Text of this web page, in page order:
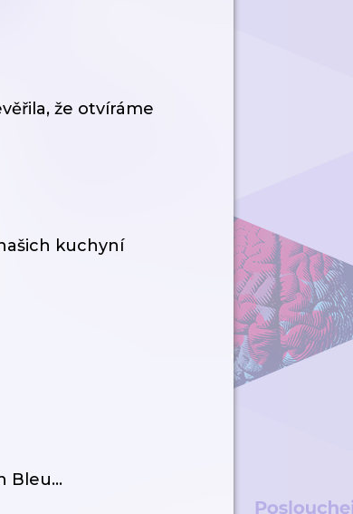
že otvíráme
kuchyní
Bleu...